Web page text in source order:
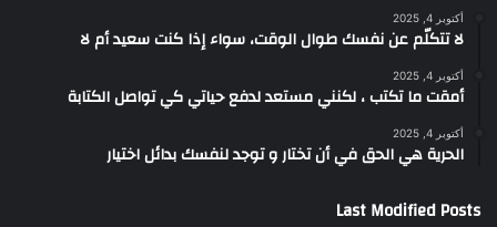
أكتوبر 4, 2025
لا تتكلّم عن نفسك طوال الوقت، سواء إذا كنت سعيد أم لا
أكتوبر 4, 2025
أمقت ما تكتب ، لكنني مستعد لدفع حياتي كي تواصل الكتابة
أكتوبر 4, 2025
الحرية هي الحق في أن تختار و توجد لنفسك بدائل اختيار
Last Modified Posts